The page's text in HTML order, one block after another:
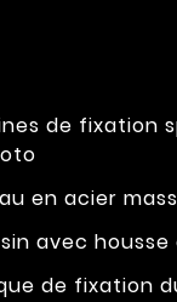
de fixation
en acier
avec housse
de fixation